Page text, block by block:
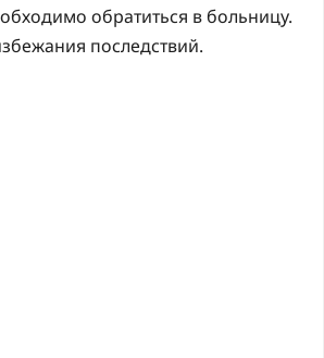
обратиться в больницу.
последствий.